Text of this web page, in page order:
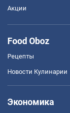
Акции
Food Oboz
Рецепты
Новости Кулинарии
Экономика